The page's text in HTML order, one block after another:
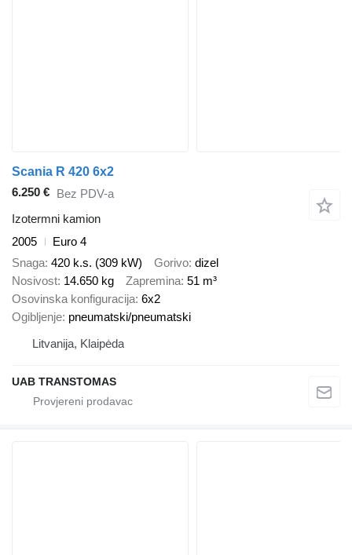
Scania R 420 6x2
6.250 € Bez PDV-a
Izotermni kamion
2005
Euro 4
Snaga 420 k.s. (309 kW) Gorivo dizel
Nosivost 14.650 kg Zapremina 51 m³
Osovinska konfiguracija 6x2
Ogibljenje pneumatski/pneumatski
Litvanija, Klaipėda
UAB TRANSTOMAS